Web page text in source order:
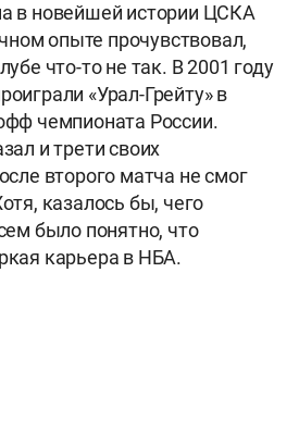
в новейшей истории ЦСКА
опыте прочувствовал,
что-то не так. В 2001 году
«Урал-Грейту» в
чемпионата России.
и трети своих
второго матча не смог
казалось бы, чего
было понятно, что
карьера в НБА.